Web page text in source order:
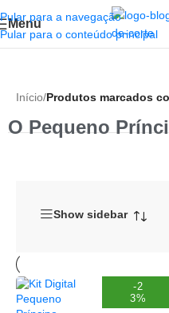
Pular para a navegação
Pular para o conteúdo principal
Menu
Início/Produtos marcados
O Pequeno
Show sidebar
-2
3%